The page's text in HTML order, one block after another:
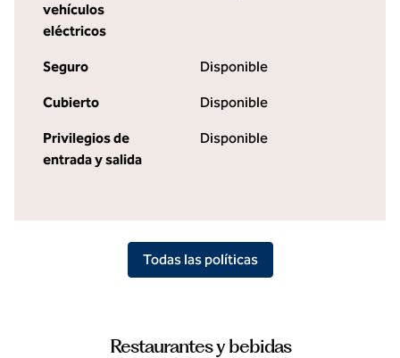
vehículos
eléctricos
Seguro Disponible
Cubierto Disponible
Privilegios de
entrada y salida
Disponible
Todas las políticas
Restaurantes y bebidas